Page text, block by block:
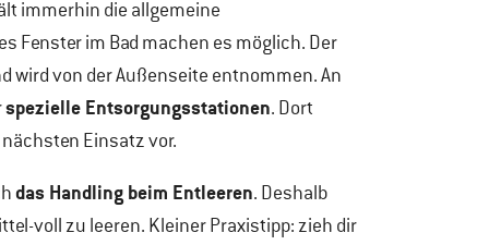
immerhin die allgemeine
Fenster im Bad machen es möglich. Der
wird von der Außenseite entnommen. An
spezielle Entsorgungsstationen. Dort
Einsatz vor.
das Handling beim Entleeren. Deshalb
voll zu leeren. Kleiner Praxistipp: zieh dir